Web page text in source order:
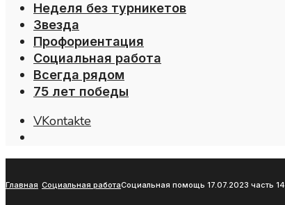
Неделя без турникетов
Звезда
Профориентация
Социальная работа
Всегда рядом
75 лет победы
VKontakte
Главная Социальная работаСоциальная помощь 17.07.2023 часть 14